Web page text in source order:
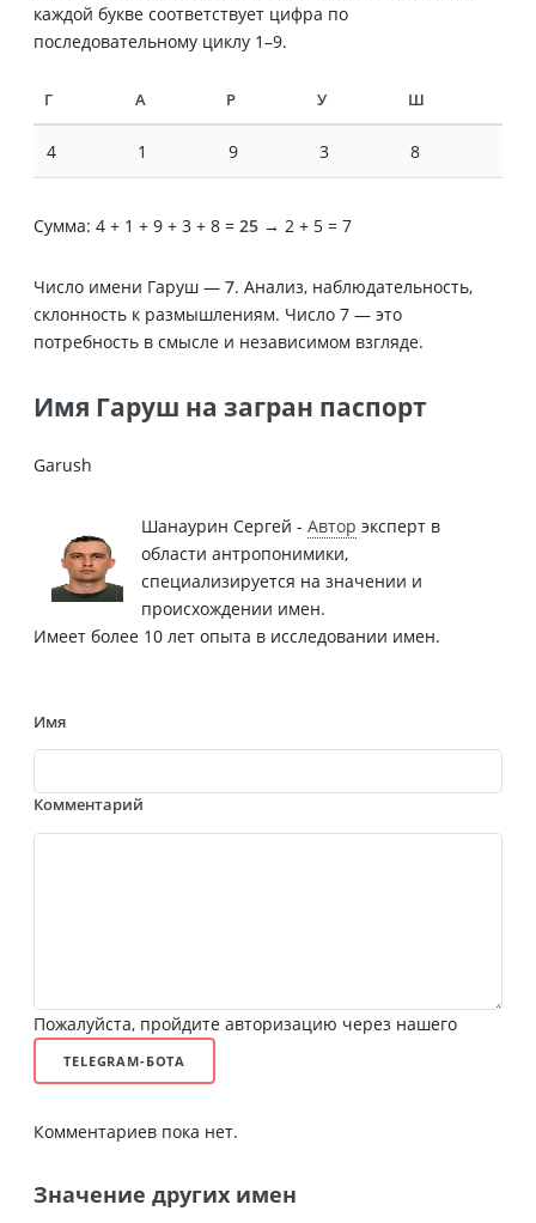
каждой букве соответствует цифра по
последовательному циклу 1–9.
Г А Р У Ш
4 1 9 3 8
Сумма: 4 + 1 + 9 + 3 + 8 = 25 → 2 + 5 = 7
Число имени Гаруш — 7. Анализ, наблюдательность,
склонность к размышлениям. Число 7 — это
потребность в смысле и независимом взгляде.
Имя Гаруш на загран паспорт
Garush
Шанаурин Сергей - Автор эксперт в
области антропонимики,
специализируется на значении и
происхождении имен.
Имеет более 10 лет опыта в исследовании имен.
Имя
Комментарий
Пожалуйста, пройдите авторизацию через нашего
TELEGRAM-БОТА
Комментариев пока нет.
Значение других имен